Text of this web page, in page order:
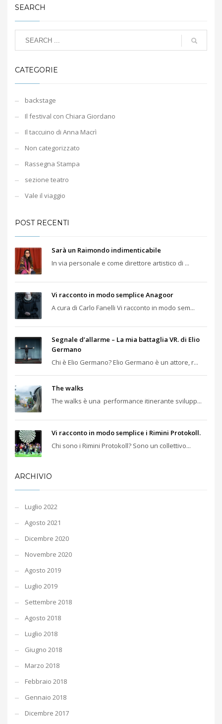
SEARCH
CATEGORIE
backstage
Il festival con Chiara Giordano
Il taccuino di Anna Macrì
Non categorizzato
Rassegna Stampa
sezione teatro
Vale il viaggio
POST RECENTI
Sarà un Raimondo indimenticabile
In via personale e come direttore artistico di ...
Vi racconto in modo semplice Anagoor
A cura di Carlo Fanelli Vi racconto in modo sem...
Segnale d’allarme – La mia battaglia VR. di Elio
Germano
Chi è Elio Germano? Elio Germano è un attore, r...
The walks
The walks è una performance itinerante svilupp...
Vi racconto in modo semplice i Rimini Protokoll.
Chi sono i Rimini Protokoll? Sono un collettivo...
ARCHIVIO
Luglio 2022
Agosto 2021
Dicembre 2020
Novembre 2020
Agosto 2019
Luglio 2019
Settembre 2018
Agosto 2018
Luglio 2018
Giugno 2018
Marzo 2018
Febbraio 2018
Gennaio 2018
Dicembre 2017